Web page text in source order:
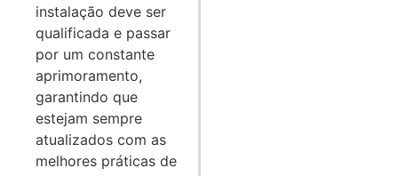
instalação deve ser
qualificada e passar
por um constante
aprimoramento,
garantindo que
estejam sempre
atualizados com as
melhores práticas de